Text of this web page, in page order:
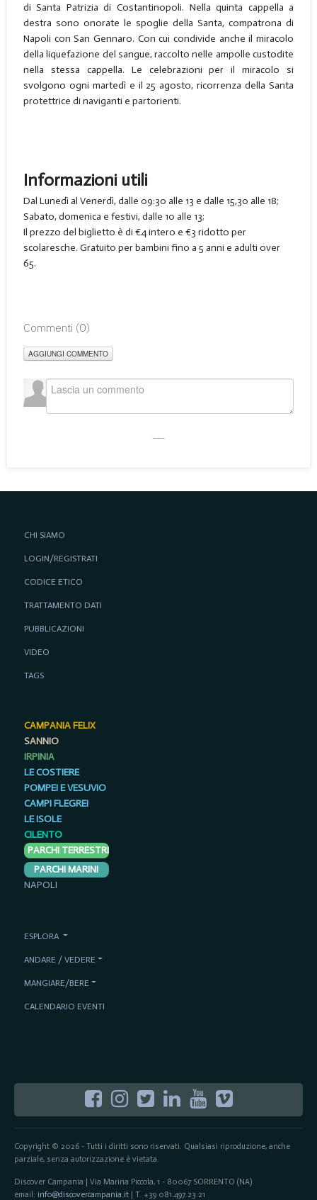
di Santa Patrizia di Costantinopoli. Nella quinta cappella a
destra sono onorate le spoglie della Santa, compatrona di
Napoli con San Gennaro. Con cui condivide anche il miracolo
della liquefazione del sangue, raccolto nelle ampolle custodite
nella stessa cappella. Le celebrazioni per il miracolo si
svolgono ogni martedì e il 25 agosto, ricorrenza della Santa
protettrice di naviganti e partorienti.
Informazioni utili
Dal Lunedì al Venerdì, dalle 09:30 alle 13 e dalle 15,30 alle 18;
Sabato, domenica e festivi, dalle 10 alle 13;
Il prezzo del biglietto è di €4 intero e €3 ridotto per
scolaresche. Gratuito per bambini fino a 5 anni e adulti over
65.
Commenti (0)
AGGIUNGI COMMENTO
Copyright © 2026 - Tutti i diritti sono riservati. Qualsiasi riproduzione, anche
parziale, senza autorizzazione è vietata.
Discover Campania | Via Marina Piccola, 1 - 80067 SORRENTO (NA)
email: info@discovercampania.it| T. +39 081.497.23.21
CHI SIAMO
LOGIN/REGISTRATI
CODICE ETICO
TRATTAMENTO DATI
PUBBLICAZIONI
VIDEO
TAGS
CAMPANIA FELIX
SANNIO
IRPINIA
LE COSTIERE
POMPEI E VESUVIO
CAMPI FLEGREI
LE ISOLE
CILENTO
PARCHI TERRESTRI
PARCHI MARINI
NAPOLI
ESPLORA
ANDARE / VEDERE
MANGIARE/BERE
CALENDARIO EVENTI